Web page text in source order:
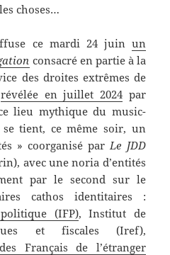
choses…
ce mardi 24 juin un
consacré en partie à la
des droites extrêmes de
révélée en juillet 2024par
lieu mythique du music-
tient, ce même soir, un
» coorganisé par Le JDD
avec une noria d’entités
par le second sur le
cathos identitaires :
(IFP), Institut de
et fiscales (Iref),
Français de l’étranger